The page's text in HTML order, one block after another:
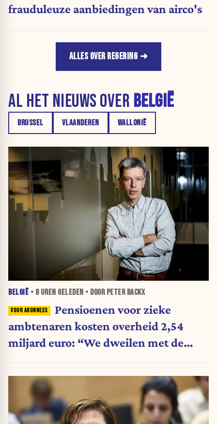
frauduleuze aanbiedingen van airco's
ALLES OVER REGERING
AL HET NIEUWS OVER BELGIË
BRUSSEL VLAANDEREN WALLONIË
BELGIË • 8 UREN GELEDEN • DOOR PETER BACKX
Pensioenen voor zieke
ambtenaren kosten overheid 2,54
miljard euro: “We dweilen met de